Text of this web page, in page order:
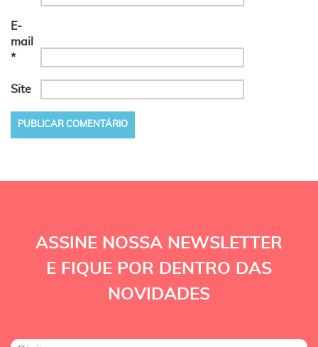
E-
mail
*
Site
ASSINE NOSSA NEWSLETTER
E FIQUE POR DENTRO DAS
NOVIDADES